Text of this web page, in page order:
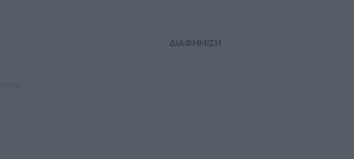
ΔΙΑΦΗΜΙΣΗ